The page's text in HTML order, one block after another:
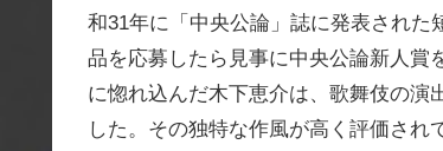
和31年に「中央公論」誌に発表され
品を応募したら見事に中央公論新人賞
に惚れ込んだ木下恵介は、歌舞伎の演
した。その独特な作風が高く評価さ